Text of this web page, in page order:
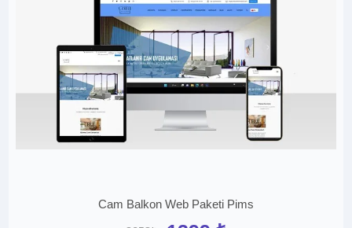
Cam Balkon Web Paketi Pims